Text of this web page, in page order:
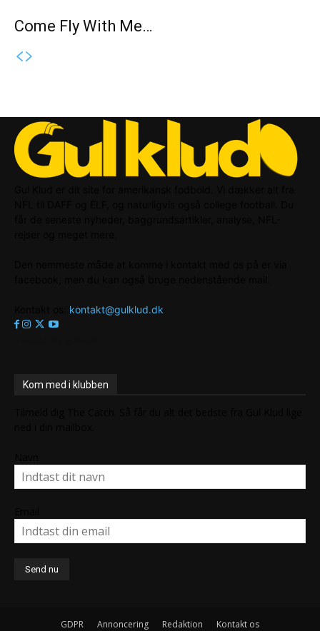
Come Fly With Me…
kontakt@gulklud.dk
Kom med i klubben
GDPR Annoncering Redaktion Kontakt os